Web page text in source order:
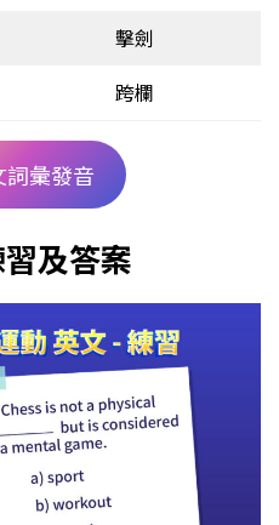
擊劍
跨欄
彙發音
及答案